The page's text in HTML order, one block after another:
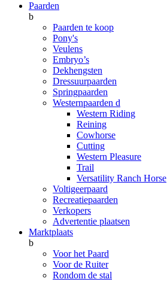
Paarden
b
Paarden te koop
Pony's
Veulens
Embryo’s
Dekhengsten
Dressuurpaarden
Springpaarden
Westernpaarden d
Western Riding
Reining
Cowhorse
Cutting
Western Pleasure
Trail
Versatility Ranch Horse
Voltigeerpaard
Recreatiepaarden
Verkopers
Advertentie plaatsen
Marktplaats
b
Voor het Paard
Voor de Ruiter
Rondom de stal